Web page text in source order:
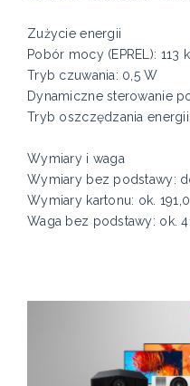
Zużycie energii
Pobór mocy (EPREL): 113
Tryb czuwania: 0,5 W
Dynamiczne sterowanie
Tryb oszczędzania
Wymiary i waga
Wymiary bez podstawy:
Wymiary kartonu: ok. 191,0
Waga bez podstawy: ok.